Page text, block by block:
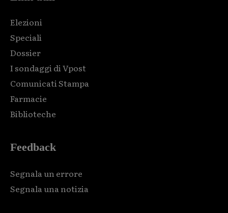
Elezioni
Speciali
Dossier
I sondaggi di Vpost
Comunicati Stampa
Farmacie
Biblioteche
Feedback
Segnala un errore
Segnala una notizia